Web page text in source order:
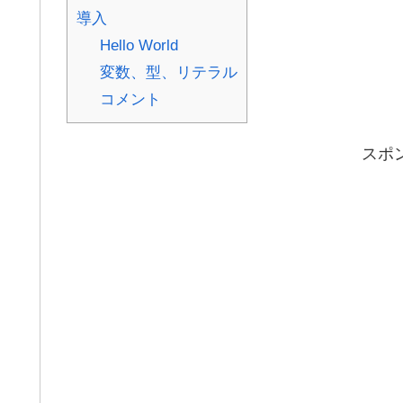
導入
Hello World
変数、型、リテラル
コメント
スポ